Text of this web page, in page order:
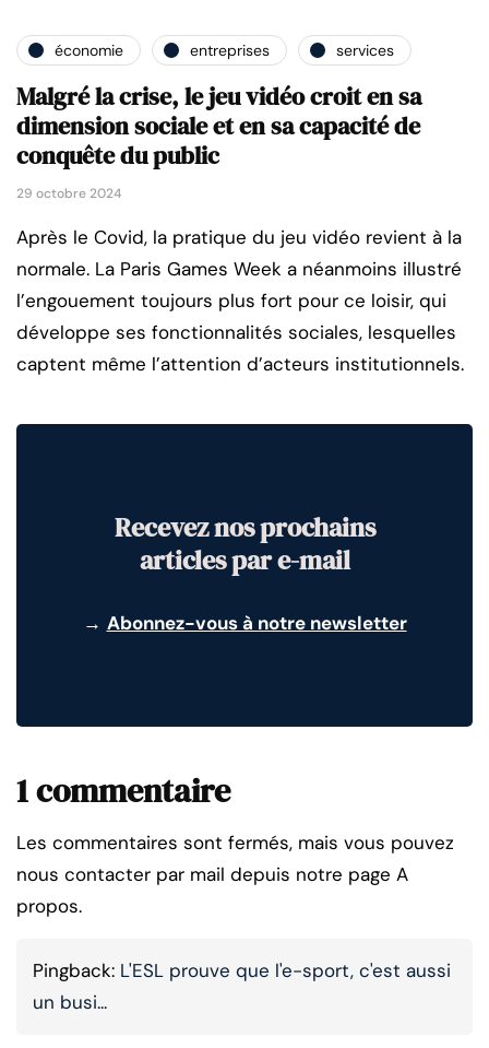
économie entreprises services
Malgré la crise, le jeu vidéo croit en sa
dimension sociale et en sa capacité de
conquête du public
29 octobre 2024
Après le Covid, la pratique du jeu vidéo revient à la
normale. La Paris Games Week a néanmoins illustré
l’engouement toujours plus fort pour ce loisir, qui
développe ses fonctionnalités sociales, lesquelles
captent même l’attention d’acteurs institutionnels.
Recevez nos prochains
articles par e-mail
→ Abonnez-vous à notre newsletter
1 commentaire
Les commentaires sont fermés, mais vous pouvez
nous contacter par mail depuis notre page A
propos.
Pingback: L'ESL prouve que l'e-sport, c'est aussi
un busi...